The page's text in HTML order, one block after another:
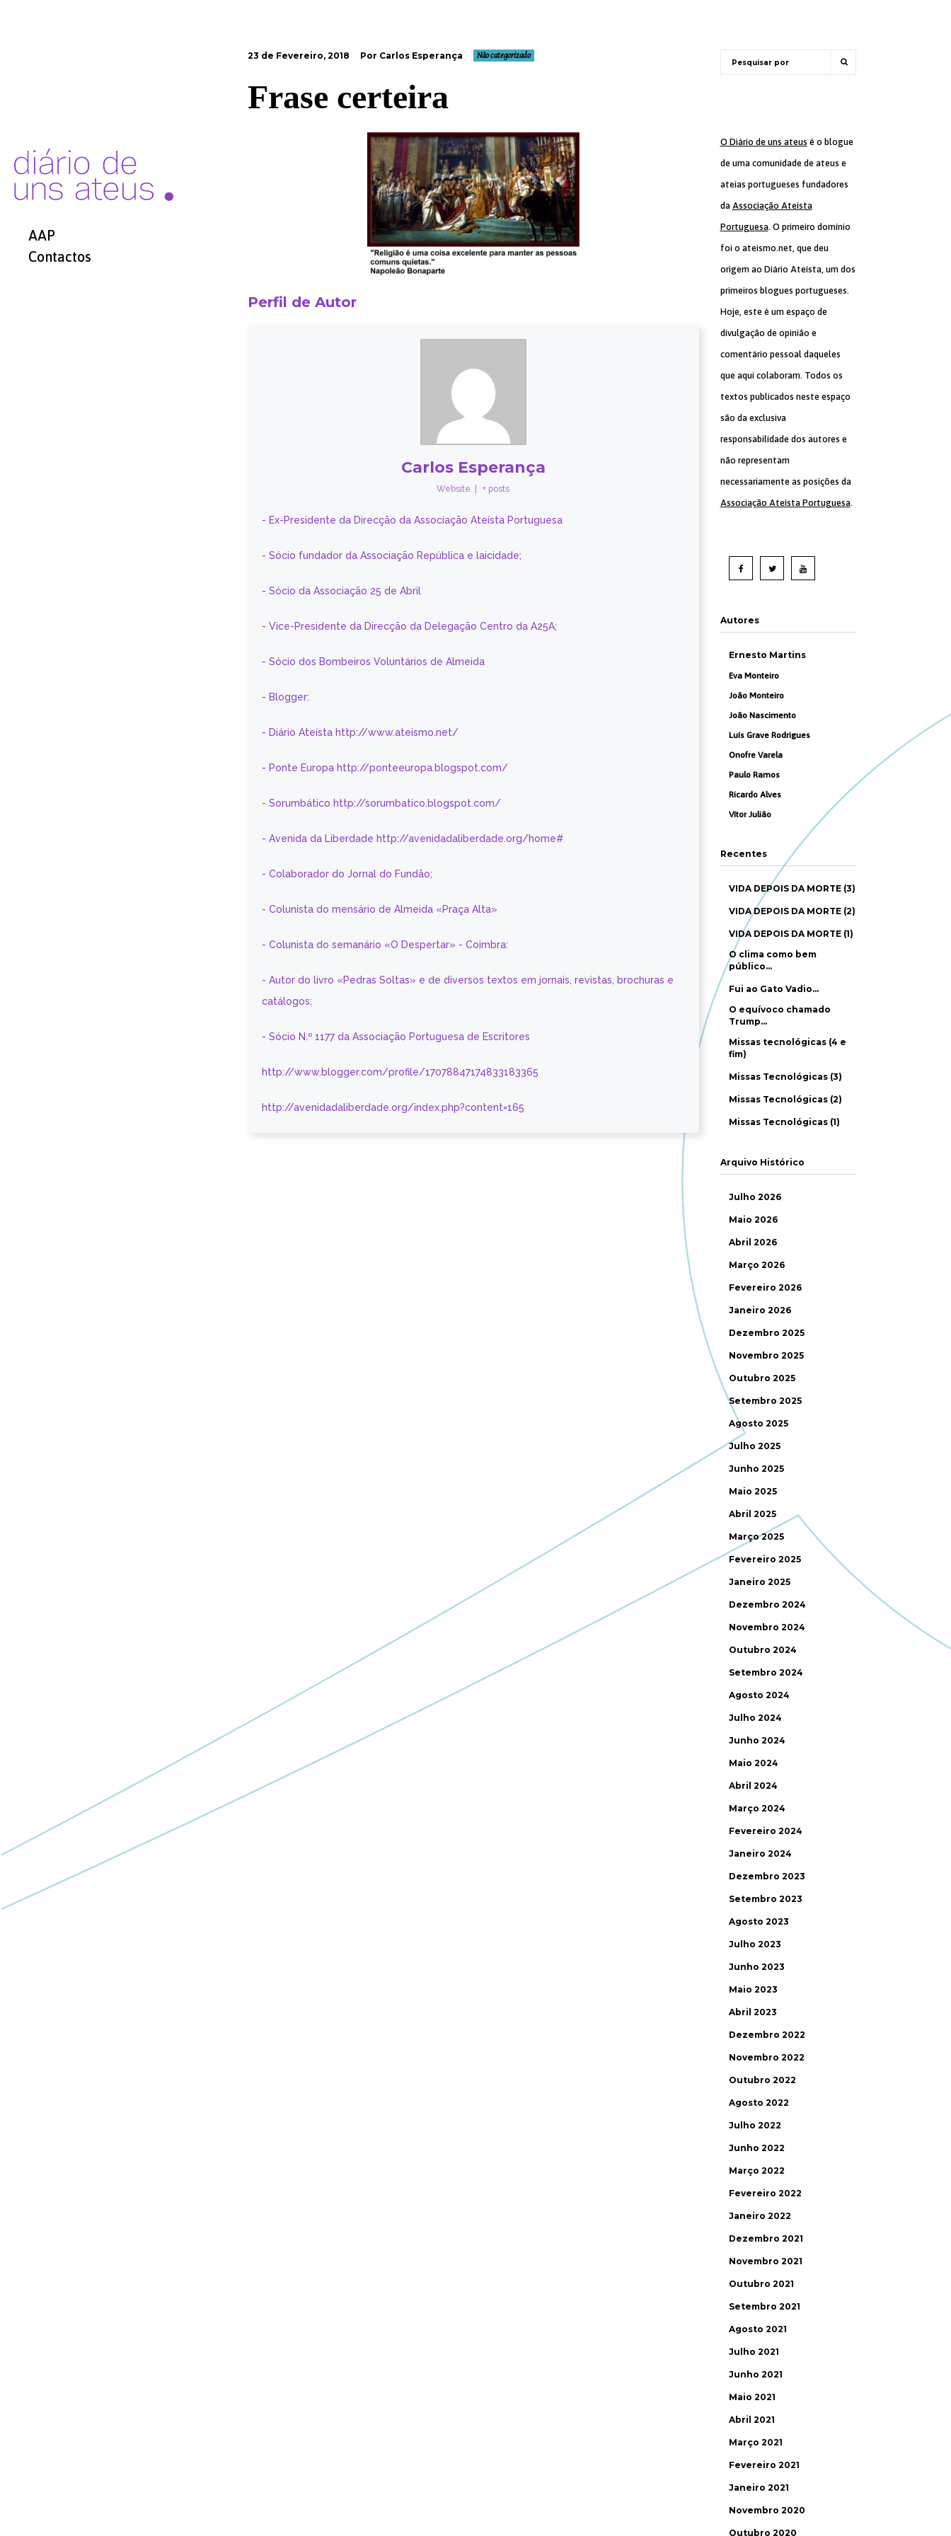
AAP
Contactos
23 de Fevereiro, 2018 Por Carlos Esperança Não categorizado
Frase certeira
Perfil de Autor
Carlos Esperança
Website + posts
- Ex-Presidente da Direcção da Associação Ateísta Portuguesa
- Sócio fundador da Associação República e laicidade;
- Sócio da Associação 25 de Abril
- Vice-Presidente da Direcção da Delegação Centro da A25A;
- Sócio dos Bombeiros Voluntários de Almeida
- Blogger:
- Diário Ateísta http://www.ateismo.net/
- Ponte Europa http://ponteeuropa.blogspot.com/
- Sorumbático http://sorumbatico.blogspot.com/
- Avenida da Liberdade http://avenidadaliberdade.org/home#
- Colaborador do Jornal do Fundão;
- Colunista do mensário de Almeida «Praça Alta»
- Colunista do semanário «O Despertar» - Coimbra:
- Autor do livro «Pedras Soltas» e de diversos textos em jornais, revistas, brochuras e
catálogos;
- Sócio N.º 1177 da Associação Portuguesa de Escritores
http://www.blogger.com/profile/17078847174833183365
http://avenidadaliberdade.org/index.php?content=165
O Diário de uns ateus é o blogue
de uma comunidade de ateus e
ateias portugueses fundadores
da Associação Ateísta
Portuguesa. O primeiro domínio
foi o ateismo.net, que deu
origem ao Diário Ateísta, um dos
primeiros blogues portugueses.
Hoje, este é um espaço de
divulgação de opinião e
comentário pessoal daqueles
que aqui colaboram. Todos os
textos publicados neste espaço
são da exclusiva
responsabilidade dos autores e
não representam
necessariamente as posições da
Associação Ateísta Portuguesa.
Autores
Ernesto Martins
Eva Monteiro
João Monteiro
João Nascimento
Luís Grave Rodrigues
Onofre Varela
Paulo Ramos
Ricardo Alves
Vítor Julião
Recentes
VIDA DEPOIS DA MORTE (3)
VIDA DEPOIS DA MORTE (2)
VIDA DEPOIS DA MORTE (1)
O clima como bem
público…
Fui ao Gato Vadio…
O equívoco chamado
Trump…
Missas tecnológicas (4 e
fim)
Missas Tecnológicas (3)
Missas Tecnológicas (2)
Missas Tecnológicas (1)
Arquivo Histórico
Julho 2026
Maio 2026
Abril 2026
Março 2026
Fevereiro 2026
Janeiro 2026
Dezembro 2025
Novembro 2025
Outubro 2025
Setembro 2025
Agosto 2025
Julho 2025
Junho 2025
Maio 2025
Abril 2025
Março 2025
Fevereiro 2025
Janeiro 2025
Dezembro 2024
Novembro 2024
Outubro 2024
Setembro 2024
Agosto 2024
Julho 2024
Junho 2024
Maio 2024
Abril 2024
Março 2024
Fevereiro 2024
Janeiro 2024
Dezembro 2023
Setembro 2023
Agosto 2023
Julho 2023
Junho 2023
Maio 2023
Abril 2023
Dezembro 2022
Novembro 2022
Outubro 2022
Agosto 2022
Julho 2022
Junho 2022
Março 2022
Fevereiro 2022
Janeiro 2022
Dezembro 2021
Novembro 2021
Outubro 2021
Setembro 2021
Agosto 2021
Julho 2021
Junho 2021
Maio 2021
Abril 2021
Março 2021
Fevereiro 2021
Janeiro 2021
Novembro 2020
Outubro 2020